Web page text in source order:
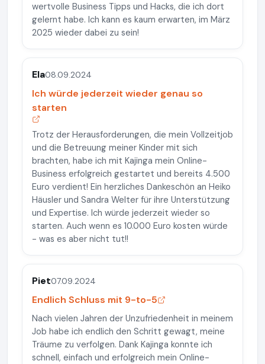
wertvolle Business Tipps und Hacks, die ich dort
gelernt habe. Ich kann es kaum erwarten, im März
2025 wieder dabei zu sein!
Ela08.09.2024
Ich würde jederzeit wieder genau so
starten
Trotz der Herausforderungen, die mein Vollzeitjob
und die Betreuung meiner Kinder mit sich
brachten, habe ich mit Kajinga mein Online-
Business erfolgreich gestartet und bereits 4.500
Euro verdient! Ein herzliches Dankeschön an Heiko
Häusler und Sandra Welter für ihre Unterstützung
und Expertise. Ich würde jederzeit wieder so
starten. Auch wenn es 10.000 Euro kosten würde
- was es aber nicht tut!!
Piet07.09.2024
Endlich Schluss mit 9-to-5
Nach vielen Jahren der Unzufriedenheit in meinem
Job habe ich endlich den Schritt gewagt, meine
Träume zu verfolgen. Dank Kajinga konnte ich
schnell, einfach und erfolgreich mein Online-